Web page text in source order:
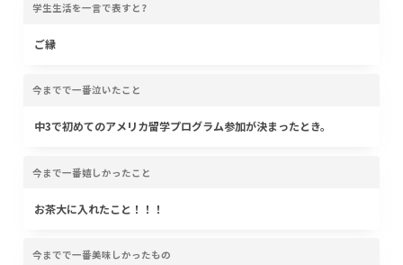
学生生活を一言で表すと?
ご縁
今までで一番泣いたこと
中3で初めてのアメリカ留学プログラム参加が決まったとき。
今まで一番嬉しかったこと
お茶大に入れたこと！！！
今までで一番美味しかったもの